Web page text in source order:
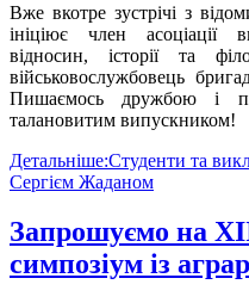
Вже вкотре зустрічі з
ініціює член асоціації
відносин, історії та
військовослужбовець
Пишаємось дружбою і
талановитим випускником!
Детальніше:Студенти та
Сергієм Жаданом
Запрошуємо на
симпозіум із